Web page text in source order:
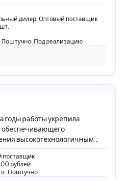
дилер, Оптовый поставщик
шт.
Поштучно, Под реализацию
годы работы укрепила
обеспечивающего
высокотехнологичным
поставщик
рублей
Поштучно